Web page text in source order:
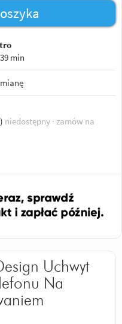
min
niedostępny · zamów na
Uchwyt
Na